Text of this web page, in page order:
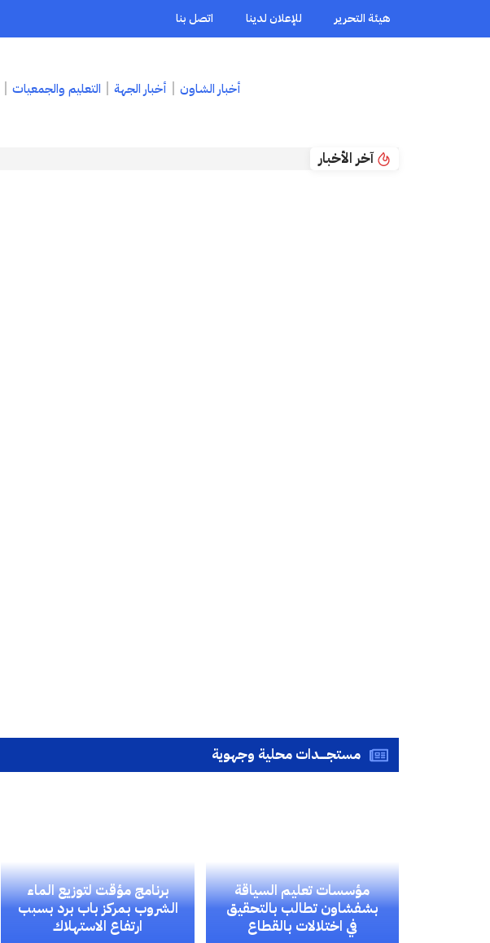
هيئة التحرير للإعلان لدينا اتصل بنا
أخبار الشاون أخبار الجهة التعليم والجمعيات
آخر الأخبار
مستجــــدات محلية وجهوية
مؤسسات تعليم السياقة
بشفشاون تطالب بالتحقيق
في اختلالات بالقطاع
برنامج مؤقت لتوزيع الماء
الشروب بمركز باب برد بسبب
ارتفاع الاستهلاك